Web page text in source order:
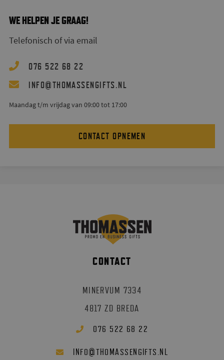
WE HELPEN JE GRAAG!
Telefonisch of via email
076 522 68 22
INFO@THOMASSENGIFTS.NL
Maandag t/m vrijdag van 09:00 tot 17:00
CONTACT OPNEMEN
CONTACT
MINERVUM 7334
4817 ZD BREDA
076 522 68 22
INFO@THOMASSENGIFTS.NL